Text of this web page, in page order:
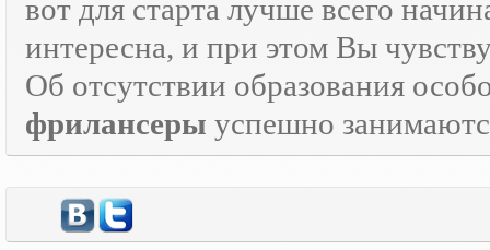
вот для старта лучше всего
интересна, и при этом Вы
Об отсутствии образования
фрилансеры успешно